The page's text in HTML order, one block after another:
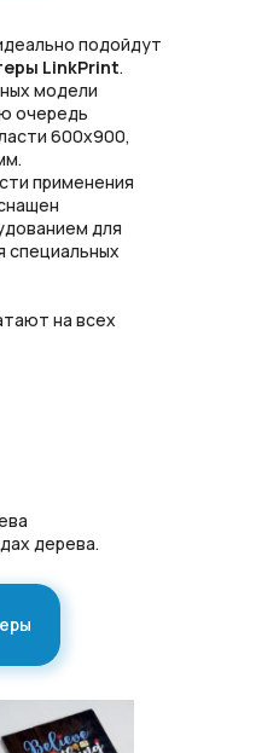
подойдут
LinkPrint.
модели
очередь
600х900,
применения
для
специальных
на всех
дерева.